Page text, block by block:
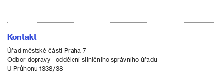
Kontakt
Úřad městské části Praha 7
Odbor dopravy - oddělení silničního správního úřadu
U Průhonu 1338/38